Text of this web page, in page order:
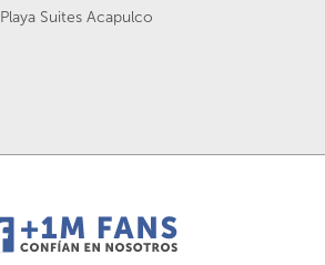
Playa Suites Acapulco